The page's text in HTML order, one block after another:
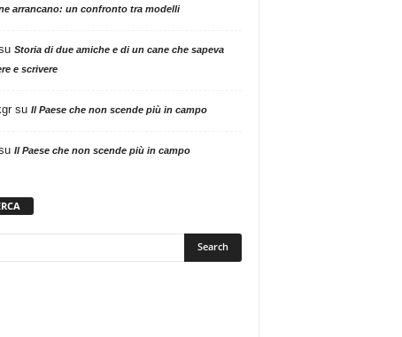
arrancano: un confronto tra modelli
Storia di due amiche e di un cane che sapeva
e scrivere
su Il Paese che non scende più in campo
Il Paese che non scende più in campo